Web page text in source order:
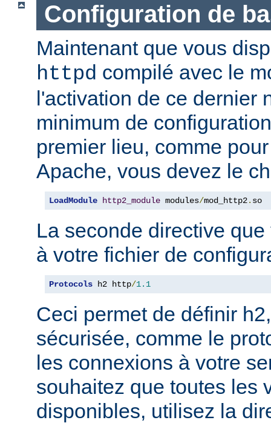
Configuration de
Maintenant que vous
httpd compilé avec le
l'activation de ce dernier
minimum de
premier lieu, comme
Apache, vous devez le
LoadModule http2_module modules/mod_http2. so
La seconde directive
à votre fichier de
Protocols h2 http/1.1
Ceci permet de définir
sécurisée, comme le
les connexions à votre
souhaitez que toutes les
disponibles, utilisez la